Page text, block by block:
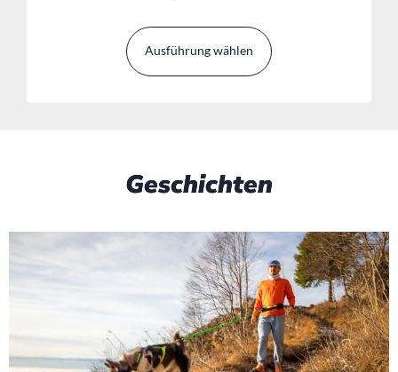
Ausführung wählen
Geschichten